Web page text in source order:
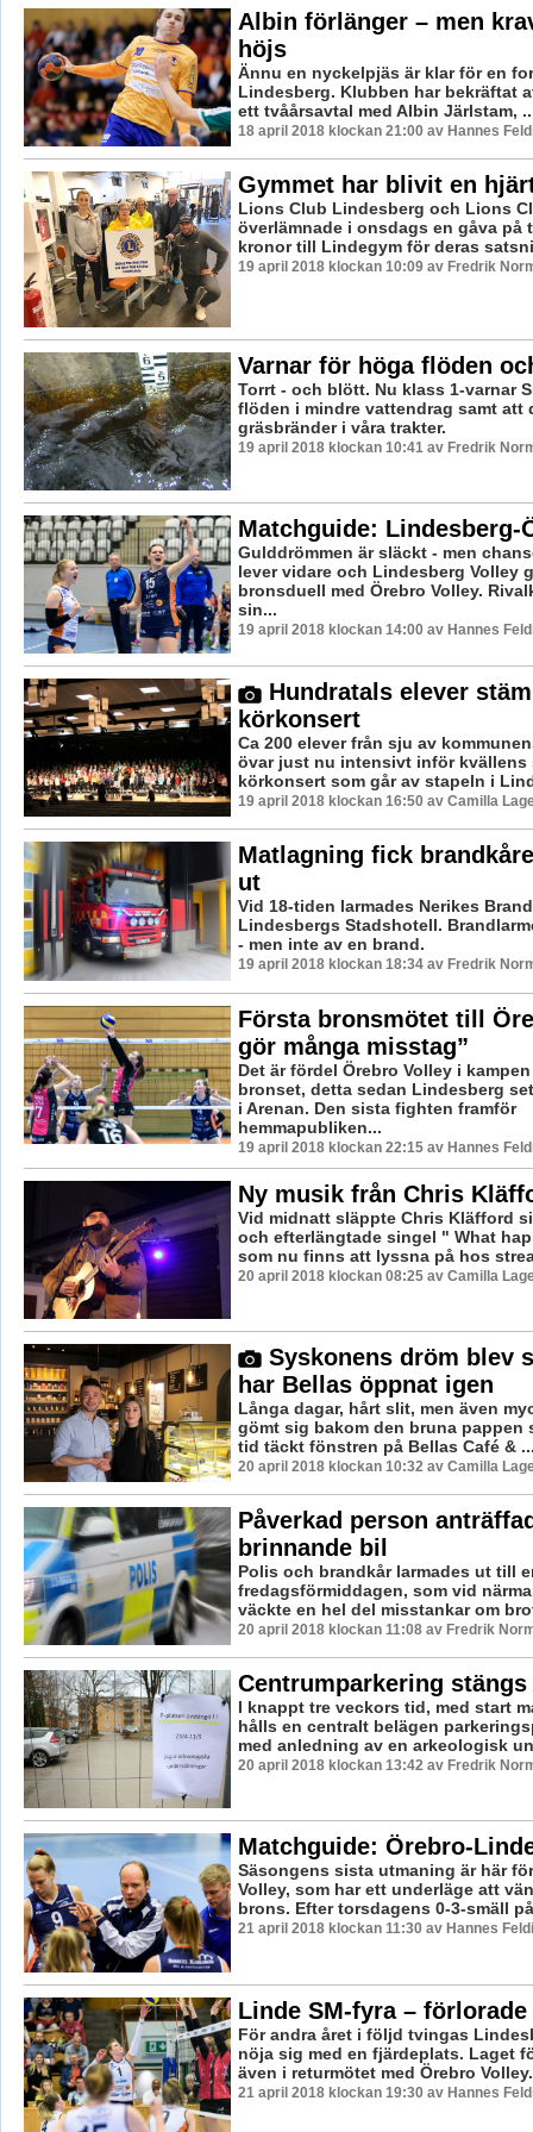
Albin förlänger – men
höjs
Ännu en nyckelpjäs är klar för en
Lindesberg. Klubben har bekräftat
ett tvåårsavtal med Albin Järlstam,
18 april 2018 klockan 21:00 av Hannes
Gymmet har blivit en
Lions Club Lindesberg och Lions
överlämnade i onsdags en gåva på
kronor till Lindegym för deras
19 april 2018 klockan 10:09 av Fredrik
Varnar för höga flöden
Torrt - och blött. Nu klass 1-varnar
flöden i mindre vattendrag samt att
gräsbränder i våra trakter.
19 april 2018 klockan 10:41 av Fredrik
Matchguide: Lindesberg-
Gulddrömmen är släckt - men
lever vidare och Lindesberg Volley
bronsduell med Örebro Volley.
sin...
19 april 2018 klockan 14:00 av Hannes
Hundratals elever
körkonsert
Ca 200 elever från sju av
övar just nu intensivt inför kvällens
körkonsert som går av stapeln i
19 april 2018 klockan 16:50 av Camilla
Matlagning fick
ut
Vid 18-tiden larmades Nerikes
Lindesbergs Stadshotell.
- men inte av en brand.
19 april 2018 klockan 18:34 av Fredrik
Första bronsmötet till
gör många misstag”
Det är fördel Örebro Volley i kampen
bronset, detta sedan Lindesberg
i Arenan. Den sista fighten framför
hemmapubliken...
19 april 2018 klockan 22:15 av Hannes
Ny musik från Chris
Vid midnatt släppte Chris Kläfford
och efterlängtade singel " What
som nu finns att lyssna på hos
20 april 2018 klockan 08:25 av Camilla
Syskonens dröm blev
har Bellas öppnat igen
Långa dagar, hårt slit, men även
gömt sig bakom den bruna pappen
tid täckt fönstren på Bellas Café &
20 april 2018 klockan 10:32 av Camilla
Påverkad person
brinnande bil
Polis och brandkår larmades ut till
fredagsförmiddagen, som vid
väckte en hel del misstankar om
20 april 2018 klockan 11:08 av Fredrik
Centrumparkering stängs
I knappt tre veckors tid, med start
hålls en centralt belägen
med anledning av en arkeologisk
20 april 2018 klockan 13:42 av Fredrik
Matchguide: Örebro-
Säsongens sista utmaning är här
Volley, som har ett underläge att
brons. Efter torsdagens 0-3-smäll
21 april 2018 klockan 11:30 av Hannes
Linde SM-fyra –
För andra året i följd tvingas
nöja sig med en fjärdeplats. Laget
även i returmötet med Örebro
21 april 2018 klockan 19:30 av Hannes